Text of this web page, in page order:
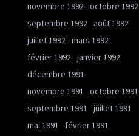
novembre 1992 octobre 1992
septembre 1992 août 1992
juillet 1992 mars 1992
février 1992 janvier 1992
décembre 1991
novembre 1991
octobre 1991
septembre 1991
juillet 1991
mai 1991
février 1991